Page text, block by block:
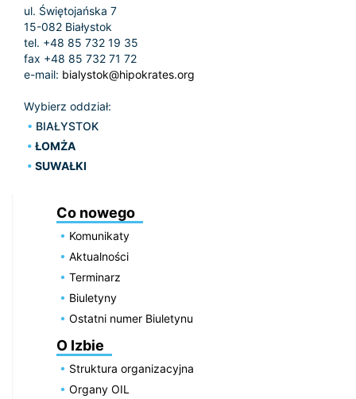
ul. Świętojańska 7
15-082 Białystok
tel. +48 85 732 19 35
fax +48 85 732 71 72
e-mail: bialystok@hipokrates.org
Wybierz oddział:
BIAŁYSTOK
ŁOMŻA
SUWAŁKI
Co nowego
Komunikaty
Aktualności
Terminarz
Biuletyny
Ostatni numer Biuletynu
O Izbie
Struktura organizacyjna
Organy OIL